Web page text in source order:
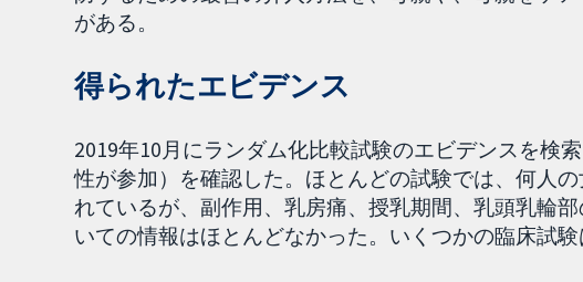
がある。
得られたエビデンス
2019年10月にランダム化比較試験のエビデンスを検
性が参加）を確認した。ほとんどの試験では、何人
れているが、副作用、乳房痛、授乳期間、乳頭乳輪
いての情報はほとんどなかった。いくつかの臨床試